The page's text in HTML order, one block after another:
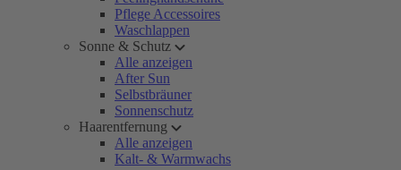
Pflege Accessoires
Waschlappen
Sonne & Schutz
Alle anzeigen
After Sun
Selbstbräuner
Sonnenschutz
Haarentfernung
Alle anzeigen
Kalt- & Warmwachs